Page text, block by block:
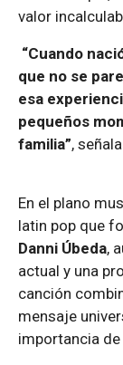
valor
“Cuando
que no se
esa
pequeños
familia”,
En el plano
latin pop que
Danni Úbeda,
actual y una
canción
mensaje
importancia